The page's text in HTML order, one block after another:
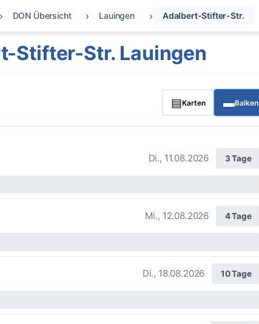
DON Übersicht Lauingen Adalbert-Stifter-Str.
Stifter-Str. Lauingen
▤Karten ▬Balken
Di., 11.08.2026 3 Tage
Mi., 12.08.2026 4 Tage
Di., 18.08.2026 10 Tage